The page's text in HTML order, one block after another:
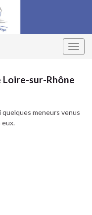
Loire-sur-Rhône
quelques meneurs venus
eux.